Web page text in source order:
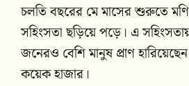
চলতি বছরের মে মাসের শুরুতে
সহিংসতা ছড়িয়ে পড়ে। এ
জনেরও বেশি মানুষ প্রাণ
কয়েক হাজার।